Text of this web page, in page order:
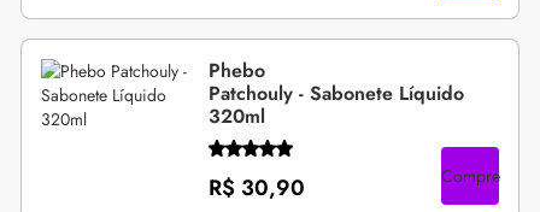
Phebo
Patchouly - Sabonete Líquido
320ml
R$ 30,90 Compre